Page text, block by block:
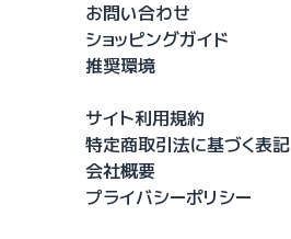
お問い合わせ
ショッピングガイド
推奨環境
サイト利用規約
特定商取引法に基づく表記
会社概要
プライバシーポリシー